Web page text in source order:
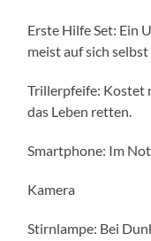
Erste Hilfe Set: Ein
meist auf sich
Trillerpfeife: Kostet
das Leben retten.
Smartphone: Im
Kamera
Stirnlampe: Bei